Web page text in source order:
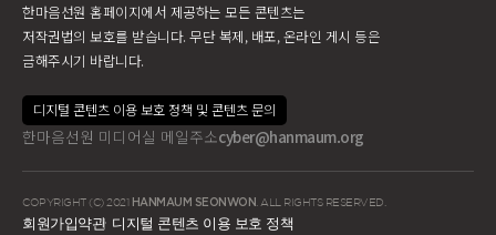
한마음선원 홈페이지에서 제공하는 모든 콘텐츠는
저작권법의 보호를 받습니다. 무단 복제, 배포, 온라인 게시 등은
금해주시기 바랍니다.
디지털 콘텐츠 이용 보호 정책 및 콘텐츠 문의
한마음선원 미디어실 메일주소cyber@hanmaum.org
COPYRIGHT (C) 2021 HANMAUM SEONWON . ALL RIGHTS RESERVED.
회원가입약관 디지털 콘텐츠 이용 보호 정책